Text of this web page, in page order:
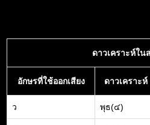
ดาวเคราะห์ใน
อักษรที่ใช้ออกเสียง ดาวเคราะห์
ว พุธ(๔)